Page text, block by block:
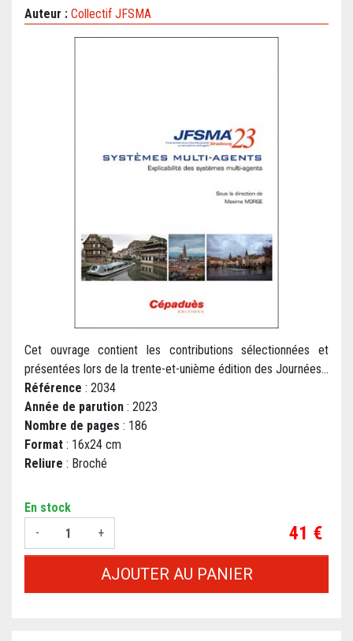
Auteur : Collectif JFSMA
Cet ouvrage contient les contributions sélectionnées et
présentées lors de la trente-et-unième édition des Journées...
Référence : 2034
Année de parution : 2023
Nombre de pages : 186
Format : 16x24 cm
Reliure : Broché
En stock
-
+ Prix
41 €
AJOUTER AU PANIER